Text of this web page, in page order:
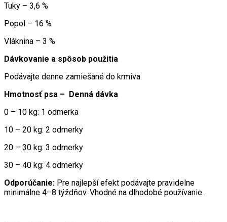
Tuky – 3,6 %
Popol – 16 %
Vláknina – 3 %
Dávkovanie a spôsob použitia
Podávajte denne zamiešané do krmiva.
Hmotnosť psa – Denná dávka
0 – 10 kg: 1 odmerka
10 – 20 kg: 2 odmerky
20 – 30 kg: 3 odmerky
30 – 40 kg: 4 odmerky
Odporúčanie: Pre najlepší efekt podávajte pravidelne
minimálne 4–8 týždňov. Vhodné na dlhodobé používanie.